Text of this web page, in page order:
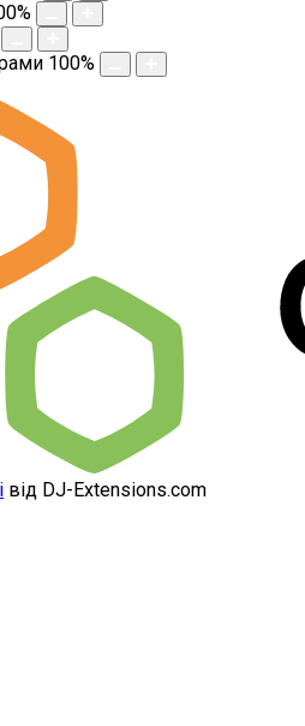
%
100%
від DJ-Extensions.com